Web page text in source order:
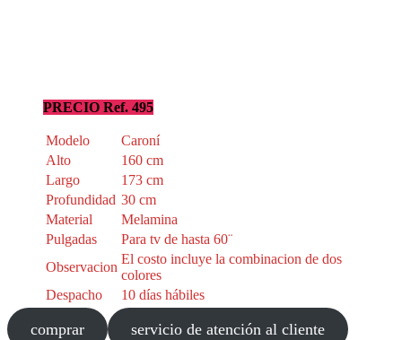
PRECIO Ref. 495
Modelo
Caroní
Alto
160 cm
Largo
173 cm
Profundidad 30 cm
Material
Melamina
Pulgadas
Para tv de hasta 60¨
Observacion
El costo incluye la combinacion de dos
colores
Despacho
10 días hábiles
comprar servicio de atención al cliente